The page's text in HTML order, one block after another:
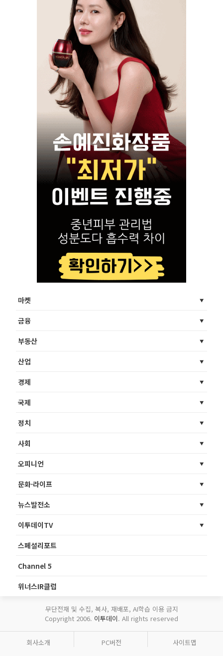
마켓
금융
부동산
산업
경제
국제
정치
사회
오피니언
문화·라이프
뉴스발전소
이투데이TV
스페셜리포트
Channel 5
위너스IR클럽
무단전재 및 수집, 복사, 재배포, AI학습 이용 금지
Copyright 2006. 이투데이. All rights reserved
회사소개 PC버전 사이트맵